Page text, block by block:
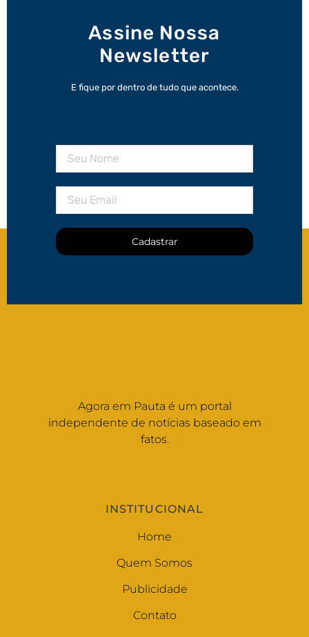
Assine Nossa
Newsletter
E fique por dentro de tudo que acontece.
Cadastrar
Agora em Pauta é um portal
independente de notícias baseado em
fatos.
INSTITUCIONAL
Home
Quem Somos
Publicidade
Contato